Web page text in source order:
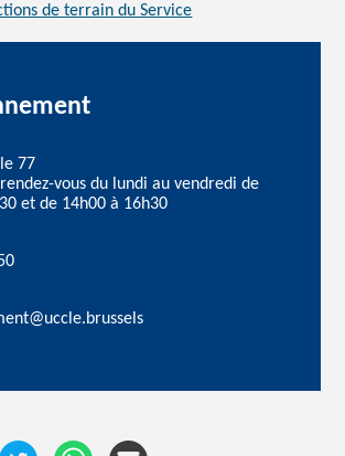
de terrain du Service
77
vous du lundi au vendredi de
et de 14h00 à 16h30